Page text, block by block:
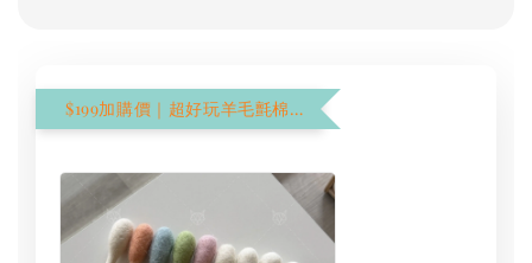
$199加購價｜超好玩羊毛氈棉花棒